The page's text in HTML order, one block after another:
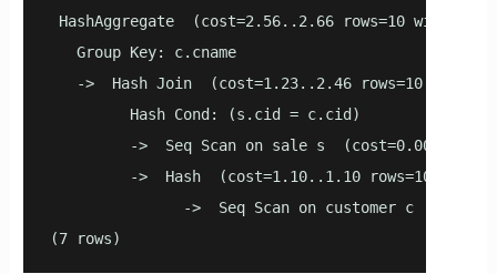
HashAggregate  (cost=2.56..2.66 rows=10 width=14)
   Group Key: c.cname
->  Hash Join  (cost=1.23..2.46 rows=10
         Hash Cond: (s.cid = c.cid)
->  Seq Scan on sale s  (cost=0.00..1.10
->  Hash  (cost=1.10..1.10 rows=10
->  Seq Scan on customer c
(7 rows)